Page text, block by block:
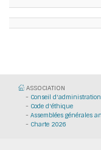
ASSOCIATION
- Conseil d'administration
- Code d'éthique
- Assemblées générales
- Charte 2026